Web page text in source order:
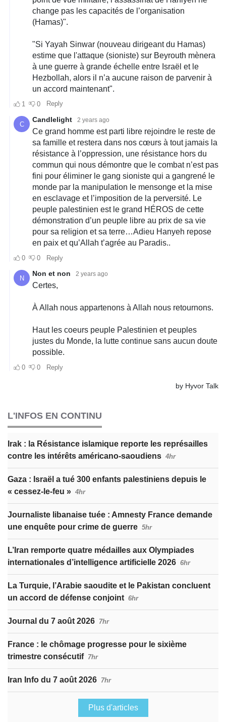
L'INFOS EN CONTINU
Irak : la Résistance islamique reporte les représailles
contre les intérêts américano-saoudiens 4hr
Gaza : Israël a tué 300 enfants palestiniens depuis le
« cessez-le-feu » 4hr
Journaliste libanaise tuée : Amnesty France demande
une enquête pour crime de guerre 5hr
L’Iran remporte quatre médailles aux Olympiades
internationales d’intelligence artificielle 2026 6hr
La Turquie, l’Arabie saoudite et le Pakistan concluent
un accord de défense conjoint 6hr
Journal du 7 août 2026 7hr
France : le chômage progresse pour le sixième
trimestre consécutif 7hr
Iran Info du 7 août 2026 7hr
Plus d'articles